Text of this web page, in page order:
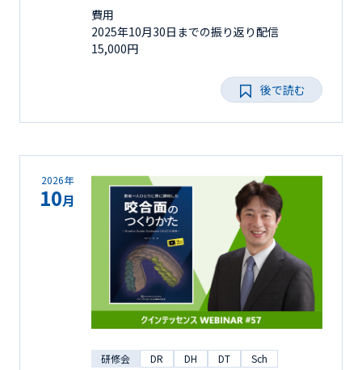
費用
2025年10月30日までの振り返り配信
15,000円
後で読む
2026年
10月
研修会 DR DH DT Sch